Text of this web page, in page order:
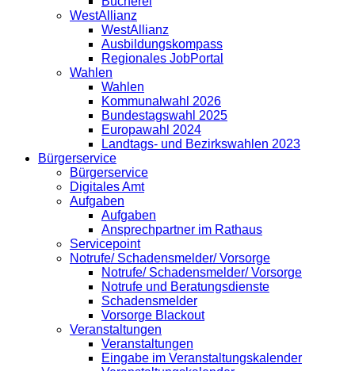
WestAllianz
WestAllianz
Ausbildungskompass
Regionales JobPortal
Wahlen
Wahlen
Kommunalwahl 2026
Bundestagswahl 2025
Europawahl 2024
Landtags- und Bezirkswahlen 2023
Bürgerservice
Bürgerservice
Digitales Amt
Aufgaben
Aufgaben
Ansprechpartner im Rathaus
Servicepoint
Notrufe/ Schadensmelder/ Vorsorge
Notrufe/ Schadensmelder/ Vorsorge
Notrufe und Beratungsdienste
Schadensmelder
Vorsorge Blackout
Veranstaltungen
Veranstaltungen
Eingabe im Veranstaltungskalender